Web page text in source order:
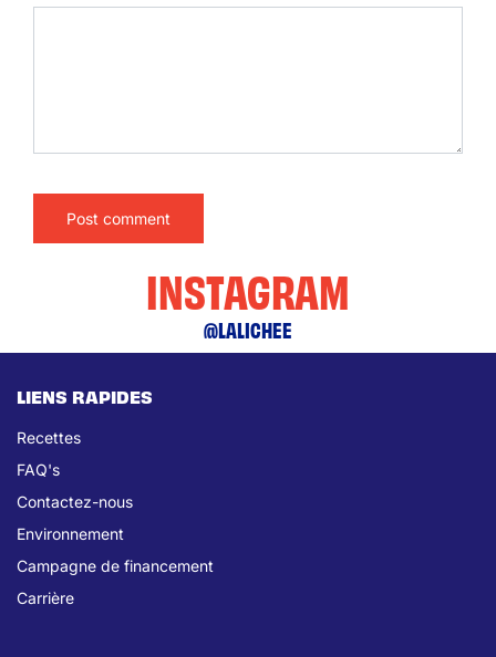
INSTAGRAM
@LALICHEE
LIENS RAPIDES
Recettes
FAQ's
Contactez-nous
Environnement
Campagne de financement
Carrière